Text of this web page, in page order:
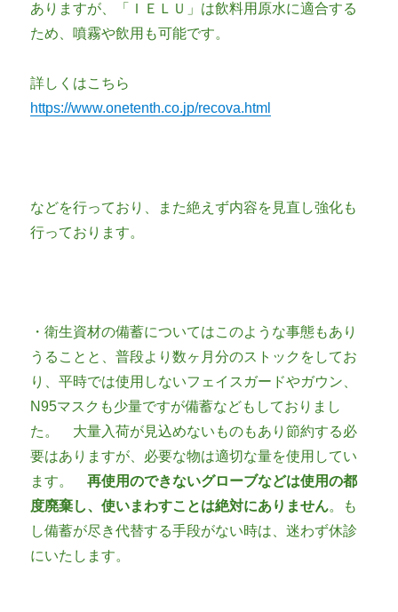
ありますが、「ＩＥＬＵ」は飲料用原水に適合する
ため、噴霧や飲用も可能です。
詳しくはこちら
https://www.onetenth.co.jp/recova.html
などを行っており、また絶えず内容を見直し強化も
行っております。
・衛生資材の備蓄についてはこのような事態もあり
うることと、普段より数ヶ月分のストックをしてお
り、平時では使用しないフェイスガードやガウン、
N95マスクも少量ですが備蓄などもしておりまし
た。 大量入荷が見込めないものもあり節約する必
要はありますが、必要な物は適切な量を使用してい
ます。再使用のできないグローブなどは使用の都
度廃棄し、使いまわすことは絶対にありません。も
し備蓄が尽き代替する手段がない時は、迷わず休診
にいたします。